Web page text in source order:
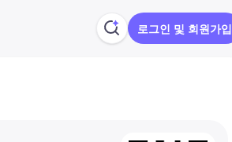
로그인 및 회원가입